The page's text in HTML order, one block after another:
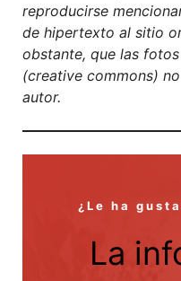
reproducirse
de hipertexto al sitio
obstante, que las
(creative commons)
autor.
¿Le ha
La